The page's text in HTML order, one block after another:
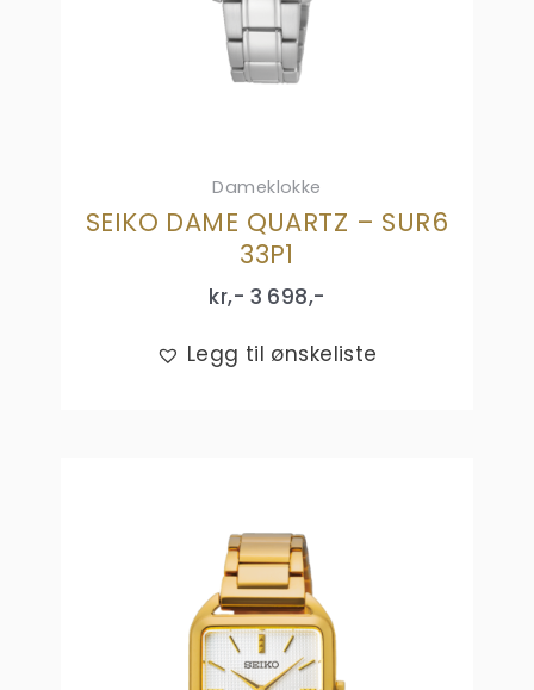
Dameklokke
SEIKO DAME QUARTZ – SUR6
33P1
kr,- 3 698,-
Legg til ønskeliste